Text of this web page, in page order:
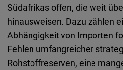
Südafrikas offen, die weit
hinausweisen. Dazu zählen
Abhängigkeit von Importen
Fehlen umfangreicher
Rohstoffreserven, eine